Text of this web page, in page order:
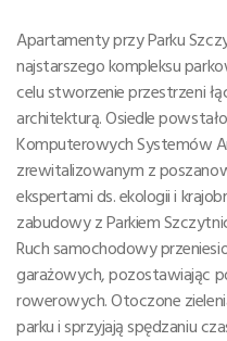
Apartamenty przy Parku
najstarszego kompleksu
celu stworzenie przestrzeni
architekturą. Osiedle
Komputerowych Systemów
zrewitalizowanym z
ekspertami ds. ekologii i
zabudowy z Parkiem
Ruch samochodowy
garażowych, pozostawiając
rowerowych. Otoczone
parku i sprzyjają spędzaniu